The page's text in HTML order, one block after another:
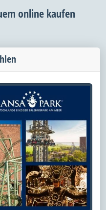
online kaufen